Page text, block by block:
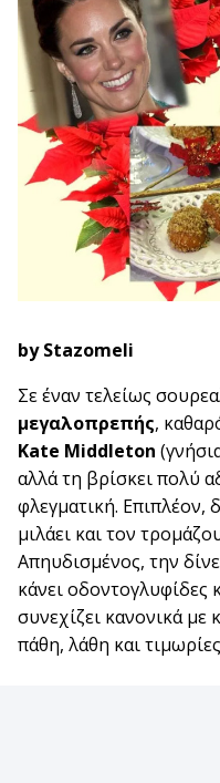
by Stazomeli
Σε έναν τελείως
μεγαλοπρεπής,
Kate Middleton
αλλά τη βρίσκει πολύ
φλεγματική. Επιπλέον,
μιλάει και τον
Απηυδισμένος, την
κάνει οδοντογλυφίδες
συνεχίζει κανονικά με
πάθη, λάθη και